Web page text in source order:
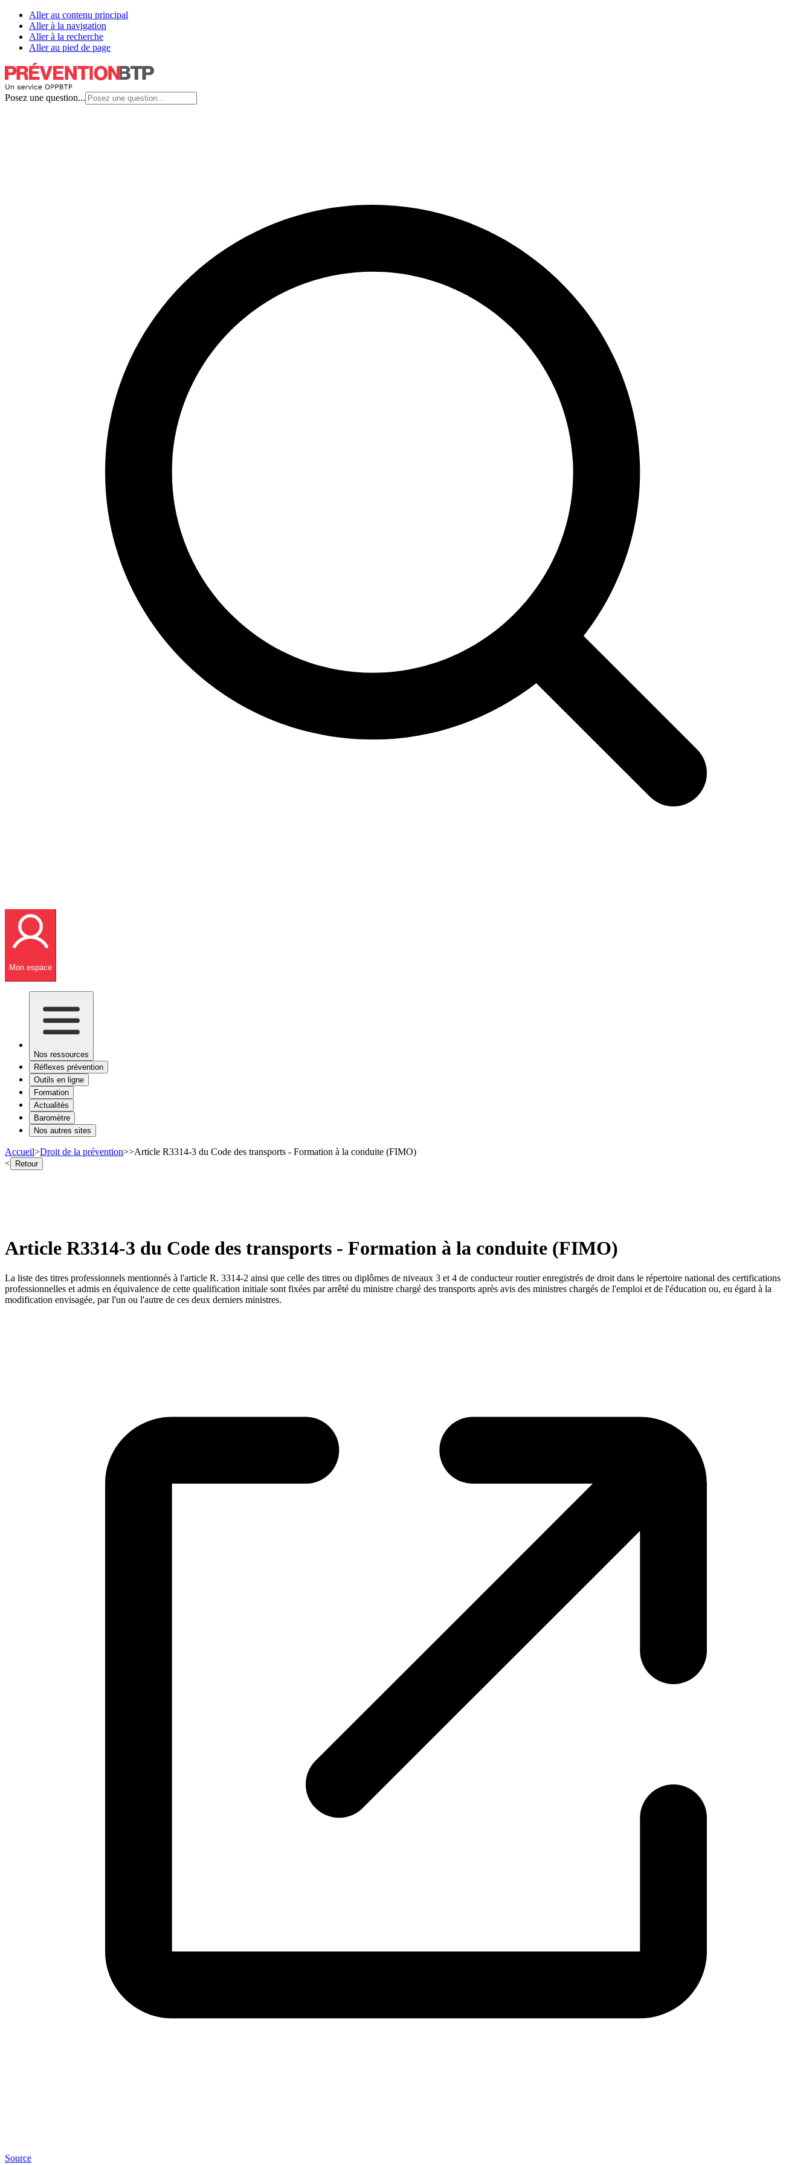
Aller au contenu principal
Aller à la navigation
Aller à la recherche
Aller au pied de page
Posez une question...
Mon espace
Nos ressources
Réflexes prévention
Outils en ligne
Formation
Actualités
Baromètre
Nos autres sites
Accueil>Droit de la prévention>>Article R3314-3 du Code des transports - Formation à la conduite (FIMO)
< Retour
Article R3314-3 du Code des transports - Formation à la conduite (FIMO)
La liste des titres professionnels mentionnés à l'article R. 3314-2 ainsi que celle des titres ou diplômes de niveaux 3 et 4 de conducteur routier enregistrés de droit dans le répertoire national des certifications
professionnelles et admis en équivalence de cette qualification initiale sont fixées par arrêté du ministre chargé des transports après avis des ministres chargés de l'emploi et de l'éducation ou, eu égard à la
modification envisagée, par l'un ou l'autre de ces deux derniers ministres.
Source